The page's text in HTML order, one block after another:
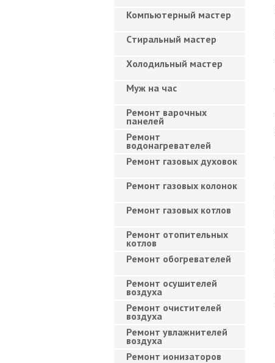
Компьютерный мастер
Cтиральный мастер
Холодильный мастер
Муж на час
Ремонт варочных
панелей
Ремонт
водонагревателей
Ремонт газовых духовок
Ремонт газовых колонок
Ремонт газовых котлов
Ремонт отопительных
котлов
Ремонт обогревателей
Ремонт осушителей
воздуха
Ремонт очистителей
воздуха
Ремонт увлажнителей
воздуха
Ремонт ионизаторов